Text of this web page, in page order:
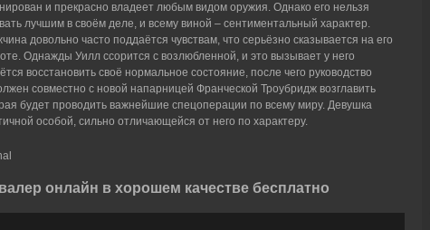
и прекрасно владеет любым видом оружия. Однако его нельзя
лучшим в своём деле, и всему виной – сентиментальный характер.
довольно часто поддаётся чувствам, что серьёзно сказывается на его
Однажды Уилл ссорится с возлюбленной, и это вызывает у него
восстановить своё нормальное состояние, после чего руководство
совместно с новой напарницей Франческой Троубридж возглавить
будет проводить важнейшие спецоперации по всему миру. Девушка
особой, сильно отличающейся от него по характеру.
онлайн в хорошем качестве бесплатно